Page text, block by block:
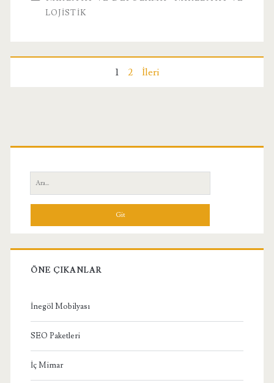
Eve
LOJISTIK
1 2 İleri
Birincil
Yan
Menü
Ara:
ÖNE ÇIKANLAR
İnegöl Mobilyası
SEO Paketleri
İç Mimar